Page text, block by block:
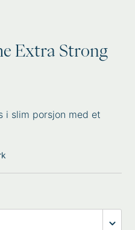
Extra Strong
i slim porsjon med et